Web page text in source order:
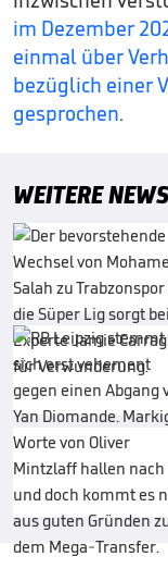
im Dezember
einmal über
bezüglich einer
gesprochen.
WEITERE NEWS